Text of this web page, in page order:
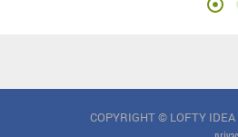
COPYRIGHT © LOFTY